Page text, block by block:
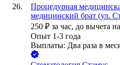
Процедурная
медицинский брат (ул.
250 ₽ за час, до вычета
Опыт 1-3 года
Выплаты: Два раза в